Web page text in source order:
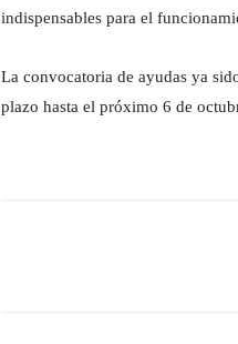
indispensables para el
La convocatoria de ayudas ya
plazo hasta el próximo 6 de